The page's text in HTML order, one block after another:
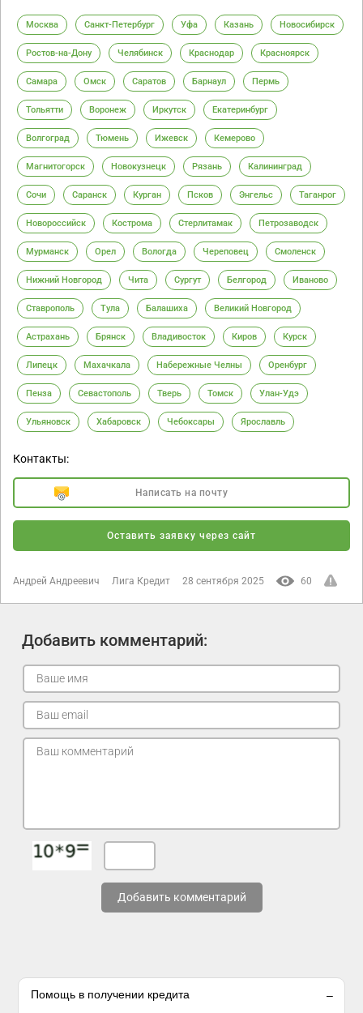
Москва Санкт-Петербург Уфа Казань Новосибирск
Ростов-на-Дону Челябинск Краснодар Красноярск
Самара Омск Саратов Барнаул Пермь
Тольятти Воронеж Иркутск Екатеринбург
Волгоград Тюмень Ижевск Кемерово
Магнитогорск Новокузнецк Рязань Калининград
Сочи Саранск Курган Псков Энгельс Таганрог
Новороссийск Кострома Стерлитамак Петрозаводск
Мурманск Орел Вологда Череповец Смоленск
Нижний Новгород Чита Сургут Белгород Иваново
Ставрополь Тула Балашиха Великий Новгород
Астрахань Брянск Владивосток Киров Курск
Липецк Махачкала Набережные Челны Оренбург
Пенза Севастополь Тверь Томск Улан-Удэ
Ульяновск Хабаровск Чебоксары Ярославль
Контакты:
Написать на почту
Оставить заявку через сайт
Андрей Андреевич Лига Кредит 28 сентября 2025 60
Добавить комментарий:
Добавить комментарий
Помощь в получении кредита